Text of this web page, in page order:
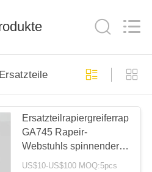
des
236
GA745 Rapeir-
Webstuhls spinnender
Webstuhl-Ersatzteile
US$10-US$100 MOQ:5pcs